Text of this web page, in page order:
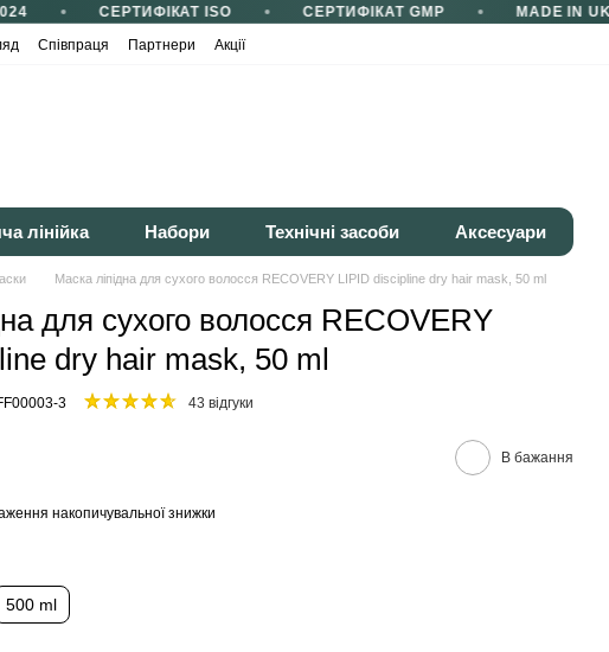
СЕРТИФІКАТ ISO СЕРТИФІКАТ GMP
MADE IN
Співпраця Партнери
Акції
лінійка Набори Технічні засоби Аксесуари
Маска ліпідна для сухого волосся RECOVERY LIPID discipline dry hair mask, 50 ml
для сухого волосся RECOVERY
dry hair mask, 50 ml
3 43 відгуки
В бажання
накопичувальної знижки
500 ml